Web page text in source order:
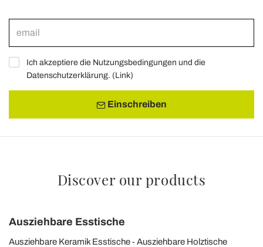
Ich akzeptiere die Nutzungsbedingungen und die
Datenschutzerklärung. (Link)
Einschreiben
Discover our products
Ausziehbare Esstische
Ausziehbare Keramik Esstische
Ausziehbare Holztische